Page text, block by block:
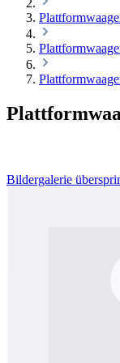
Bildergalerie